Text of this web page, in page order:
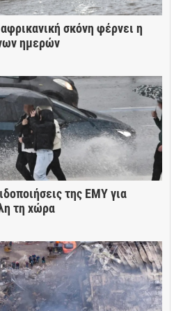
σκόνη φέρνει η
ημερών
της ΕΜΥ για
τη χώρα